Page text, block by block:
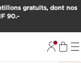
gratuits, dont nos
90.-